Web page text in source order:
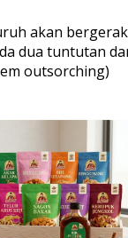
akan bergerak
dua tuntutan
outsorching)